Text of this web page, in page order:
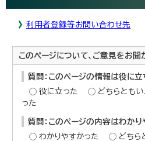
利用者登録等お問い合わせ先
このページについて、ご意見をお聞
質問：このページの情報は役に立
役に立った
どちらとも
った
質問：このページの内容はわか
わかりやすかった
どちら